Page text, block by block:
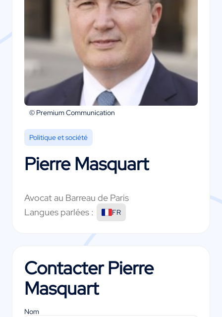
© Premium Communication
Politique et société
Pierre Masquart
Avocat au Barreau de Paris
Langues parlées :
FR
ContacterPierre
Masquart
Nom